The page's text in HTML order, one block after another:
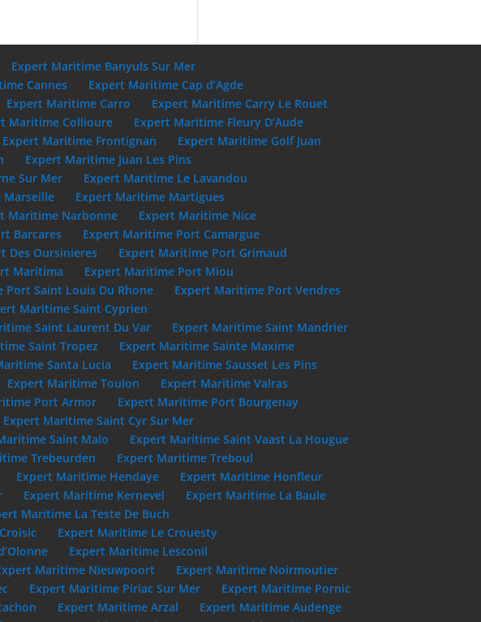
Expert Maritime Banyuls Sur Mer
Cannes
Expert Maritime Cap d’Agde
Expert Maritime Carro
Expert Maritime Carry Le Rouet
Maritime Collioure
Expert Maritime Fleury D’Aude
Expert Maritime Frontignan
Expert Maritime Golf Juan
Expert Maritime Juan Les Pins
Sur Mer
Expert Maritime Le Lavandou
Marseille
Expert Maritime Martigues
Maritime Narbonne
Expert Maritime Nice
Barcares
Expert Maritime Port Camargue
Des Oursinieres
Expert Maritime Port Grimaud
Maritima
Expert Maritime Port Miou
Port Saint Louis Du Rhone
Expert Maritime Port Vendres
Maritime Saint Cyprien
Saint Laurent Du Var
Expert Maritime Saint Mandrier
Saint Tropez
Expert Maritime Sainte Maxime
Santa Lucia
Expert Maritime Sausset Les Pins
Expert Maritime Toulon
Expert Maritime Valras
Port Armor
Expert Maritime Port Bourgenay
Expert Maritime Saint Cyr Sur Mer
Saint Malo
Expert Maritime Saint Vaast La Hougue
Trebeurden
Expert Maritime Treboul
Expert Maritime Hendaye
Expert Maritime Honfleur
Expert Maritime Kernevel
Expert Maritime La Baule
Maritime La Teste De Buch
Expert Maritime Le Crouesty
Expert Maritime Lesconil
Maritime Nieuwpoort
Expert Maritime Noirmoutier
Expert Maritime Piriac Sur Mer
Expert Maritime Pornic
Expert Maritime Arzal
Expert Maritime Audenge